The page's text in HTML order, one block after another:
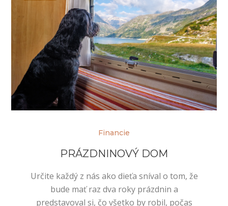
Financie
PRÁZDNINOVÝ DOM
Určite každý z nás ako dieťa sníval o tom, že
bude mať raz dva roky prázdnin a
predstavoval si, čo všetko by robil, počas